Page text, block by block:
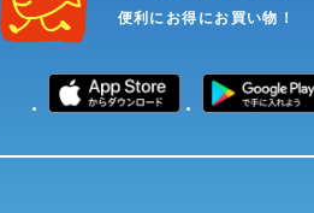
便利にお得にお買い物！